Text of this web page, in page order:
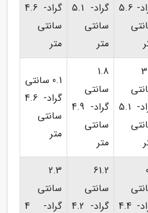
گراد- 5.6
گراد- 5.1
سانتی
متر
گراد- 4.6
سانتی
متر
گراد- 5.1
1.8
سانتی
گراد- 4.9
سانتی
متر
0.1 سانتی
گراد- 4.6
سانتی
متر
گراد- 4.4
61.2
سانتی
گراد- 4.2
2.3
سانتی
گراد- 4